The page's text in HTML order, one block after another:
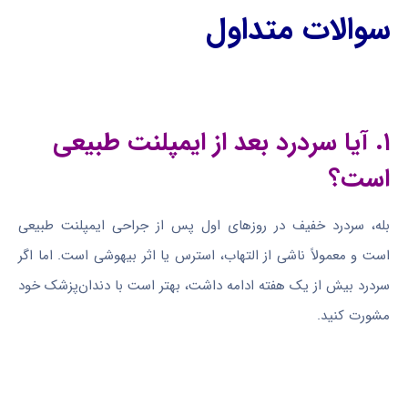
سوالات متداول
۱. آیا سردرد بعد از ایمپلنت طبیعی
است؟
بله، سردرد خفیف در روزهای اول پس از جراحی ایمپلنت طبیعی
است و معمولاً ناشی از التهاب، استرس یا اثر بیهوشی است. اما اگر
سردرد بیش از یک هفته ادامه داشت، بهتر است با دندان‌پزشک خود
مشورت کنید.